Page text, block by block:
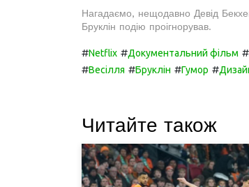
Нагадаємо, нещодавно Девід
Бруклін подію проігнорував.
#Netflix #Документальний фільм #
#Весілля #Бруклін #Гумор #
Читайте також